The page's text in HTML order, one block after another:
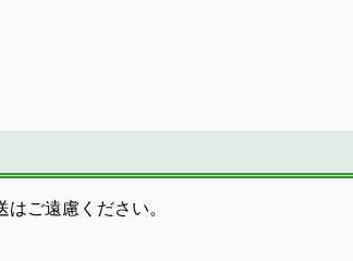
ご遠慮ください。